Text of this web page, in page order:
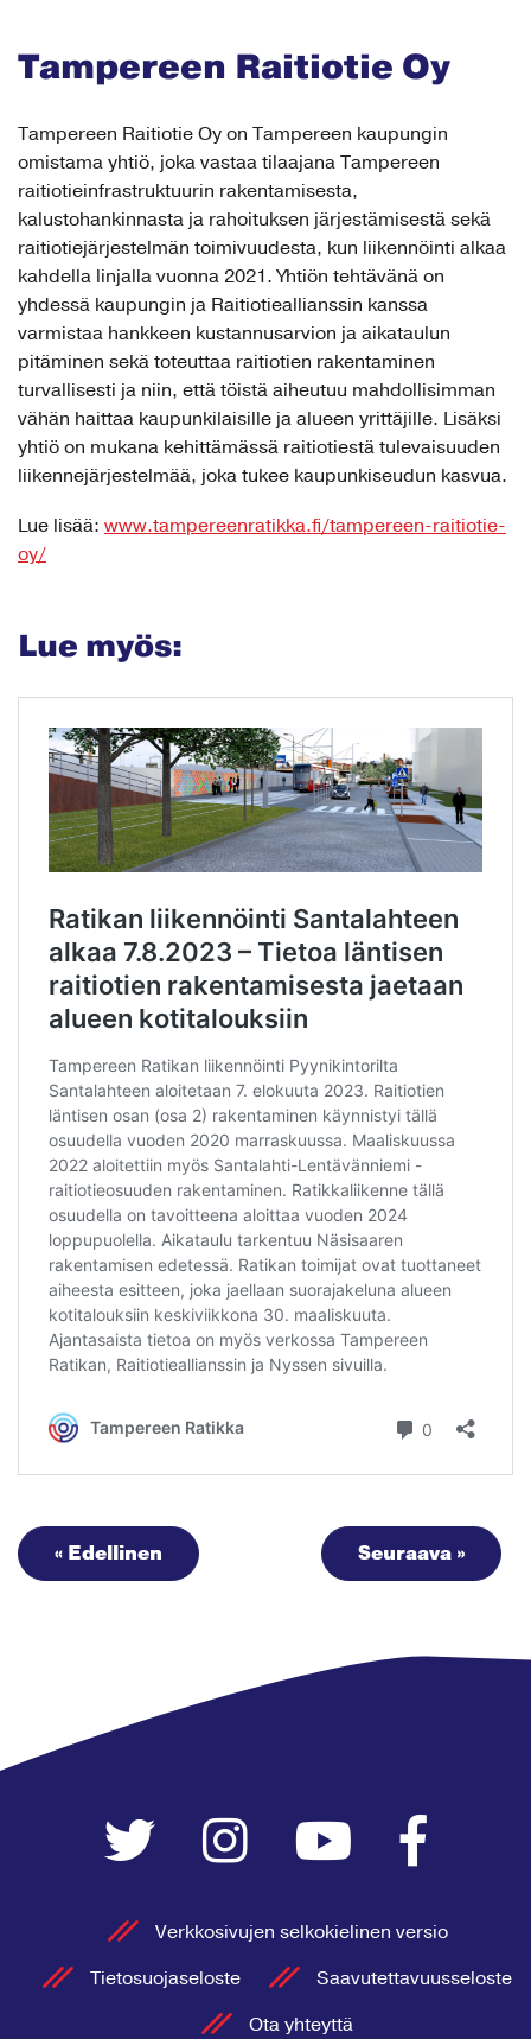
Tampereen Raitiotie Oy
Tampereen Raitiotie Oy on Tampereen kaupungin
omistama yhtiö, joka vastaa tilaajana Tampereen
raitiotieinfrastruktuurin rakentamisesta,
kalustohankinnasta ja rahoituksen järjestämisestä sekä
raitiotiejärjestelmän toimivuudesta, kun liikennöinti alkaa
kahdella linjalla vuonna 2021. Yhtiön tehtävänä on
yhdessä kaupungin ja Raitiotieallianssin kanssa
varmistaa hankkeen kustannusarvion ja aikataulun
pitäminen sekä toteuttaa raitiotien rakentaminen
turvallisesti ja niin, että töistä aiheutuu mahdollisimman
vähän haittaa kaupunkilaisille ja alueen yrittäjille. Lisäksi
yhtiö on mukana kehittämässä raitiotiestä tulevaisuuden
liikennejärjestelmää, joka tukee kaupunkiseudun kasvua.
Lue lisää: www.tampereenratikka.fi/tampereen-raitiotie-
oy/
Lue myös:
Seuraava »
« Edellinen
Verkkosivujen selkokielinen versio
Tietosuojaseloste
Saavutettavuusseloste
Ota yhteyttä